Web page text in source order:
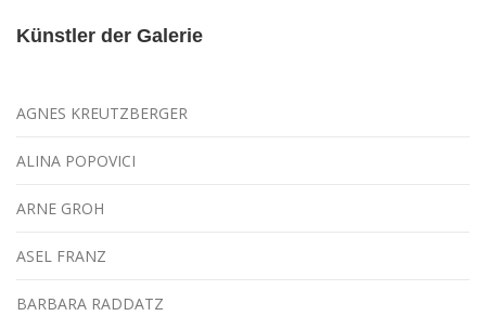
Künstler der Galerie
AGNES KREUTZBERGER
ALINA POPOVICI
ARNE GROH
ASEL FRANZ
BARBARA RADDATZ